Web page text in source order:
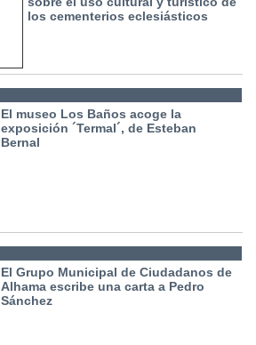
los cementerios eclesiásticos
El museo Los Baños acoge la
exposición ´Termal´, de Esteban
Bernal
El Grupo Municipal de Ciudadanos de
Alhama escribe una carta a Pedro
Sánchez